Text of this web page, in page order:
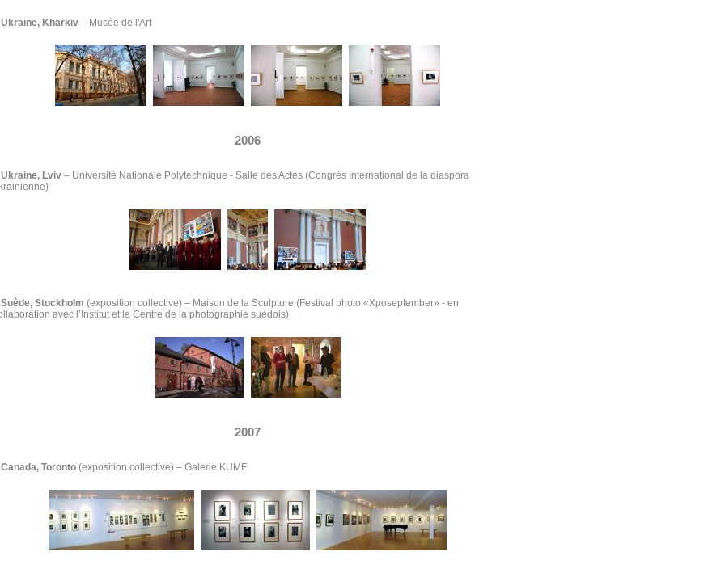
Ukraine, Kharkiv – Musée de l'Art
2006
Ukraine, Lviv – Université Nationale Polytechnique - Salle des Actes (Congrès International de la diaspora
Stockholm (exposition collective) – Maison de la Sculpture (Festival photo «Xposeptember» - en
avec l’Institut et le Centre de la photographie suédois)
2007
Toronto (exposition collective) – Galerie KUMF